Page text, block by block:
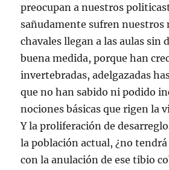
preocupan a nuestros
sañudamente sufren nuestros
chavales llegan a las aulas sin
buena medida, porque han
invertebradas, adelgazadas
que no han sabido ni podido
nociones básicas que rigen la
Y la proliferación de
la población actual, ¿no
con la anulación de ese tibio